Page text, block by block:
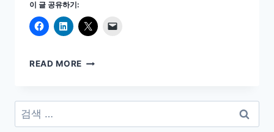
이 글 공유하기:
READ MORE 군
#
콜
검
색: